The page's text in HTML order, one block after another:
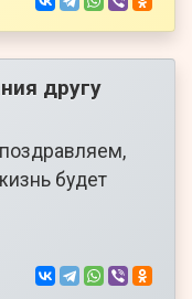
другу
будет